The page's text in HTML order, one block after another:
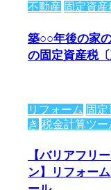
不動産 固定資産
築○○年後の家
の固定資産税
リフォーム 固
き 税金計算ツー
【バリアフリ
ン】リフォー